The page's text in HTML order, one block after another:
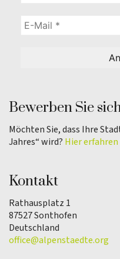
Bewerben Sie
Möchten Sie, dass Ihre
Jahres“ wird? Hier
Kontakt
Rathausplatz 1
87527 Sonthofen
Deutschland
office@alpenstaedte.org